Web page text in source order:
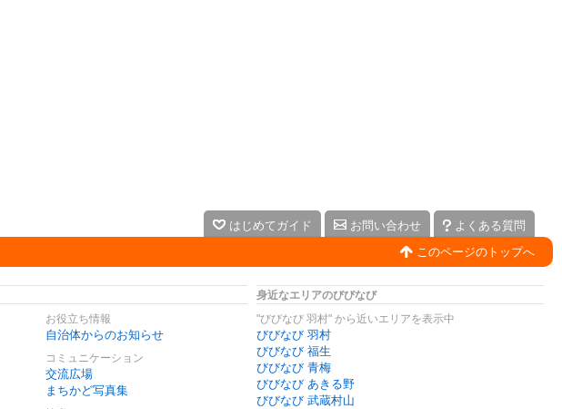
はじめてガイド お問い合わせ
よくある質問
このページのトップへ
お役立ち情報
自治体からのお知らせ
コミュニケーション
交流広場
まちかど写真集
身近なエリアのびびなび
"びびなび 羽村" から近いエリアを表示中
びびなび 羽村
びびなび 福生
びびなび 青梅
びびなび あきる野
びびなび 武蔵村山